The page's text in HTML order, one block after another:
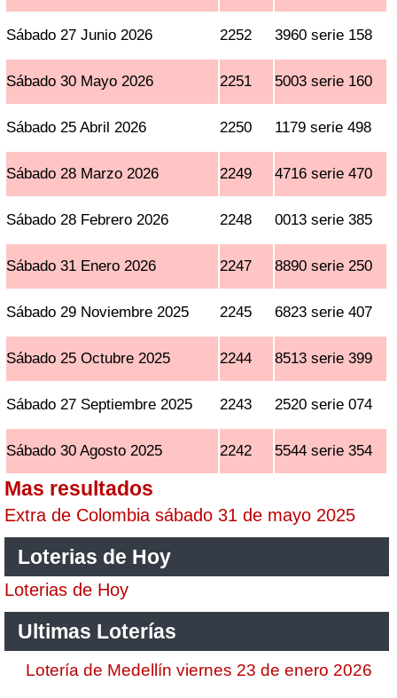
Sábado 27 Junio 2026 2252 3960 serie 158
Sábado 30 Mayo 2026 2251 5003 serie 160
Sábado 25 Abril 2026 2250 1179 serie 498
Sábado 28 Marzo 2026 2249 4716 serie 470
Sábado 28 Febrero 2026 2248 0013 serie 385
Sábado 31 Enero 2026 2247 8890 serie 250
Sábado 29 Noviembre 2025 2245 6823 serie 407
Sábado 25 Octubre 2025 2244 8513 serie 399
Sábado 27 Septiembre 2025 2243 2520 serie 074
Sábado 30 Agosto 2025 2242 5544 serie 354
Mas resultados
Extra de Colombia sábado 31 de mayo 2025
Loterias de Hoy
Loterias de Hoy
Ultimas Loterías
Lotería de Medellín viernes 23 de enero 2026